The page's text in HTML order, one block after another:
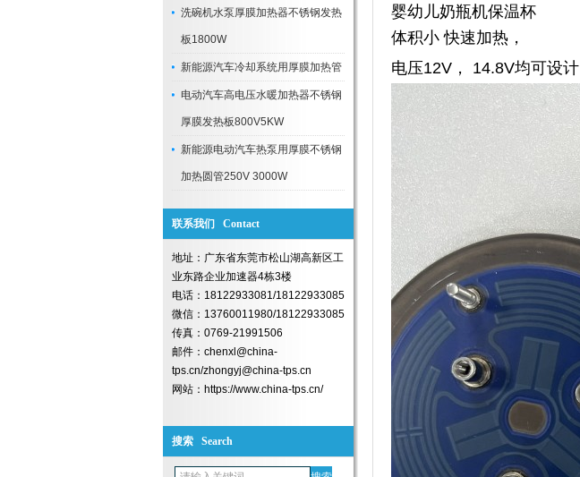
洗碗机水泵厚膜加热器不锈钢发热
板1800W
新能源汽车冷却系统用厚膜加热管
电动汽车高电压水暖加热器不锈钢
厚膜发热板800V5KW
新能源电动汽车热泵用厚膜不锈钢
加热圆管250V 3000W
联系我们 Contact
地址：广东省东莞市松山湖高新区工
业东路企业加速器4栋3楼
电话：18122933081/18122933085
微信：13760011980/18122933085
传真：0769-21991506
邮件：chenxl@china-
tps.cn/zhongyj@china-tps.cn
网站：https://www.china-tps.cn/
搜索 Search
婴幼儿奶瓶机保温杯
体积小 快速加热，
电压12V， 14.8V均可设计